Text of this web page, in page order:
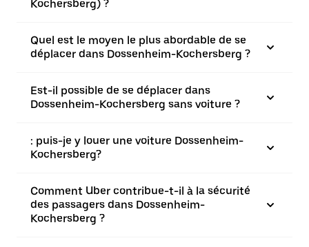
Kochersberg) ?
Quel est le moyen le plus abordable de se
déplacer dans Dossenheim-Kochersberg ?
Est-il possible de se déplacer dans
Dossenheim-Kochersberg sans voiture ?
: puis-je y louer une voiture Dossenheim-
Kochersberg?
Comment Uber contribue-t-il à la sécurité
des passagers dans Dossenheim-
Kochersberg ?